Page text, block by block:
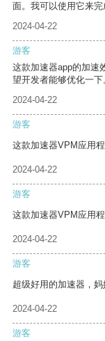
面。我可以使用它来完
2024-04-22
游客
这款加速器app的加速
望开发者能够优化一下
2024-04-22
游客
这款加速器VPM应用
2024-04-22
游客
这款加速器VPM应用
2024-04-22
游客
超级好用的加速器，
2024-04-22
游客